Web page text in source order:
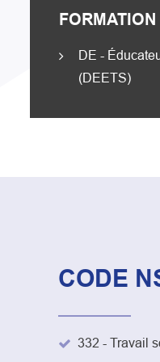
FORMATION
DE -
(DEETS)
CODE
332 - Travail